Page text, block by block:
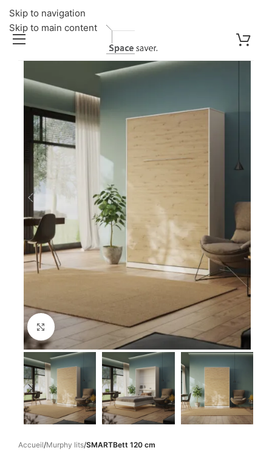
Skip to navigation
Skip to main content
Click to enlarge
Accueil Murphy lits SMARTBett 120 cm